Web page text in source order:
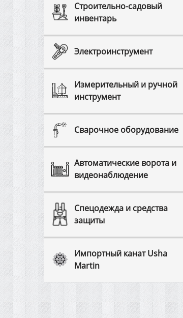
Строительно-садовый
инвентарь
Электроинструмент
Измерительный и ручной
инструмент
Сварочное оборудование
Автоматические ворота и
видеонаблюдение
Спецодежда и средства
защиты
Импортный канат Usha
Martin